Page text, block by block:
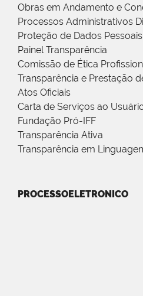
Obras em Andamento e
Processos Administrativos
Proteção de Dados
Painel Transparência
Comissão de Ética
Transparência e Prestação
Atos Oficiais
Carta de Serviços ao
Fundação Pró-IFF
Transparência Ativa
Transparência em
PROCESSOELETRONICO